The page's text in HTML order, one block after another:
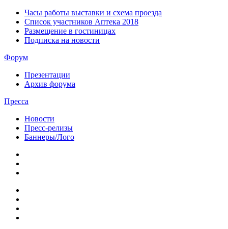
Часы работы выставки и схема проезда
Список участников Аптека 2018
Размещение в гостиницах
Подписка на новости
Форум
Презентации
Архив форума
Пресса
Новости
Пресс-релизы
Баннеры/Лого